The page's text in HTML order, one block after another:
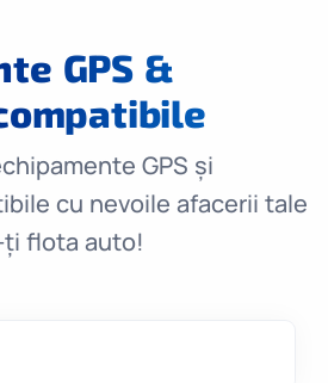
GPS &
GPS și
cu nevoile afacerii tale
flota auto!